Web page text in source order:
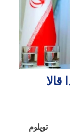
قالا
توپلوم